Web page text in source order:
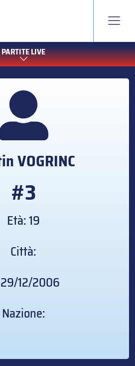
PARTITE LIVE
VOGRINC
#3
Età: 19
Città:
12/2006
Nazione: